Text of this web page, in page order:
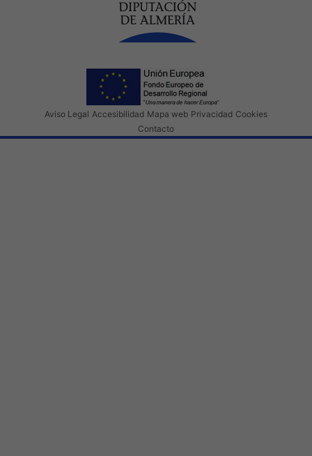
Aviso Legal Accesibilidad Mapa web Privacidad Cookies
Contacto